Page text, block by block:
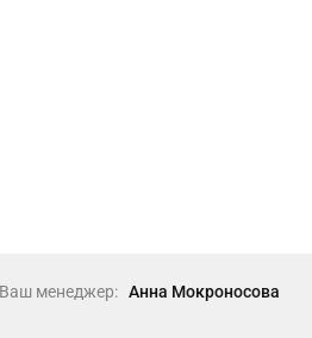
Ваш менеджер: Анна Мокроносова